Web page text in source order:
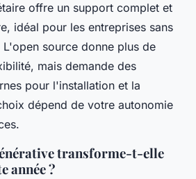
offre un support complet et
idéal pour les entreprises sans
source donne plus de
mais demande des
pour l'installation et la
dépend de votre autonomie
transforme-t-elle
année ?